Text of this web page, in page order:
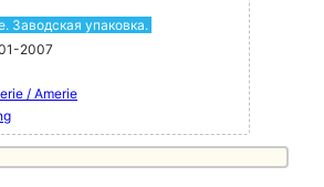
Заводская упаковка.
2007
/ Amerie